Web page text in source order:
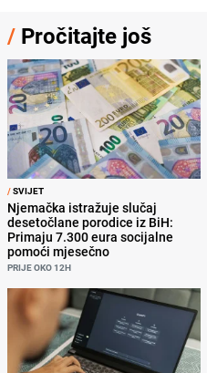
/ Pročitajte još
/SVIJET
Njemačka istražuje slučaj
desetočlane porodice iz BiH:
Primaju 7.300 eura socijalne
pomoći mjesečno
PRIJE OKO 12H